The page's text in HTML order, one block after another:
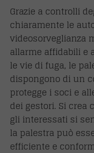
Grazie a controlli
chiaramente le
videosorveglianza
allarme affidabili e
le vie di fuga, le
dispongono di un
protegge i soci e
dei gestori. Si
gli interessati si
la palestra può
efficiente e